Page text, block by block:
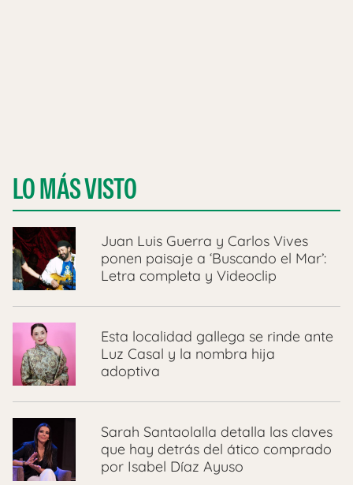
LO MÁS VISTO
Juan Luis Guerra y Carlos Vives
ponen paisaje a ‘Buscando el Mar’:
Letra completa y Videoclip
Esta localidad gallega se rinde ante
Luz Casal y la nombra hija
adoptiva
Sarah Santaolalla detalla las claves
que hay detrás del ático comprado
por Isabel Díaz Ayuso